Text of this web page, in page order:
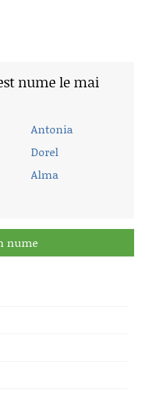
nume le mai
Antonia
Dorel
Alma
nume